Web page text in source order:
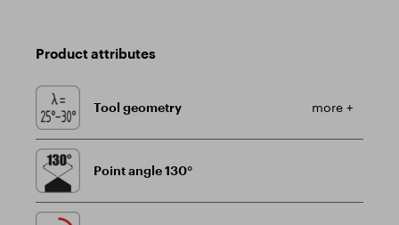
Product attributes
Tool geometry more +
Point angle 130°